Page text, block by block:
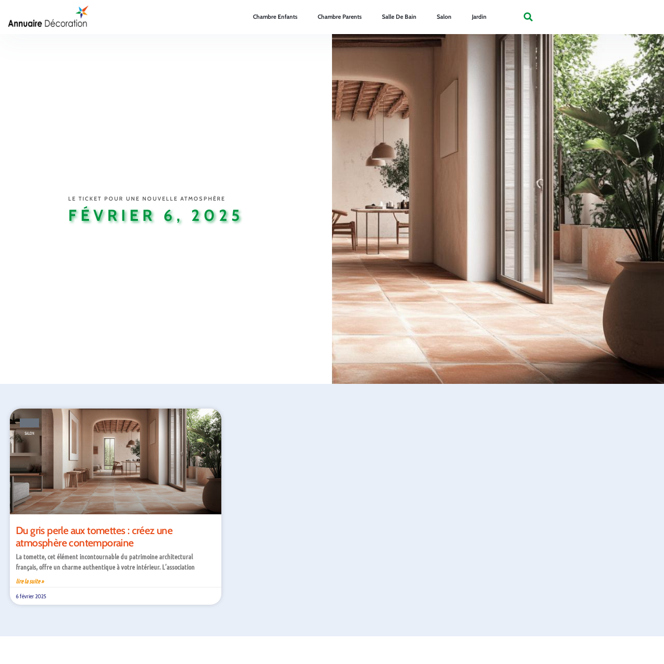
Chambre Enfants Chambre Parents Salle De Bain Salon Jardin
LE TICKET POUR UNE NOUVELLE ATMOSPHÈRE
FÉVRIER 6, 2025
SALON
Du gris perle aux tomettes : créez une
atmosphère contemporaine
La tomette, cet élément incontournable du patrimoine architectural
français, offre un charme authentique à votre intérieur. L’association
lire la suite »
6 février 2025